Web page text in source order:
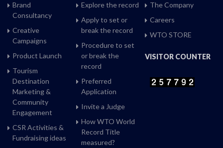
Brand
Consultancy
Creative
Campaigns
Product Launch
Tourism
Destination
Marketing &
Community
Engagement
CSR Activities &
Fundraising ideas
Explore the record
Apply to set or
break the record
Procedure to set
or break the
record
Preferred
Application
Invite a Judge
How WTO World
Record Title
measured?
The Company
Careers
WTO STORE
VISITOR COUNTER